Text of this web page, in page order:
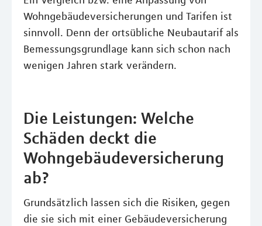
Wohngebäudeversicherungen und Tarifen ist
sinnvoll. Denn der ortsübliche Neubautarif als
Bemessungsgrundlage kann sich schon nach
wenigen Jahren stark verändern.
Die Leistungen: Welche
Schäden deckt die
Wohngebäudeversicherung
ab?
Grundsätzlich lassen sich die Risiken, gegen
die sie sich mit einer Gebäudeversicherung